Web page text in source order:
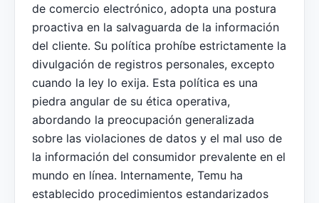
de comercio electrónico, adopta una postura
proactiva en la salvaguarda de la información
del cliente. Su política prohíbe estrictamente la
divulgación de registros personales, excepto
cuando la ley lo exija. Esta política es una
piedra angular de su ética operativa,
abordando la preocupación generalizada
sobre las violaciones de datos y el mal uso de
la información del consumidor prevalente en el
mundo en línea. Internamente, Temu ha
establecido procedimientos estandarizados